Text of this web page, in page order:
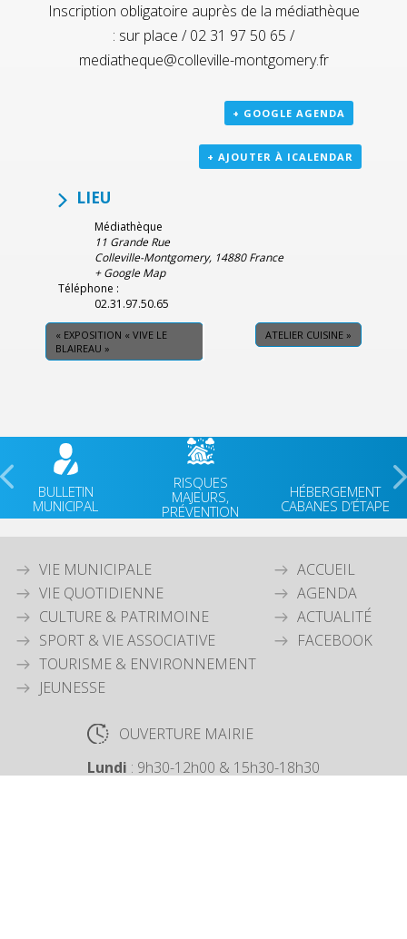
Inscription obligatoire auprès de la médiathèque
: sur place / 02 31 97 50 65 /
mediatheque@colleville-montgomery.fr
+ GOOGLE AGENDA
+ AJOUTER À ICALENDAR
LIEU
Médiathèque
11 Grande Rue
Colleville-Montgomery, 14880 France
+ Google Map
Téléphone :
02.31.97.50.65
« EXPOSITION « VIVE LE
BLAIREAU »
ATELIER CUISINE »
BULLETIN
MUNICIPAL
RISQUES
MAJEURS,
PRÉVENTION
HÉBERGEMENT
CABANES D’ÉTAPE
VIE MUNICIPALE
VIE QUOTIDIENNE
CULTURE & PATRIMOINE
SPORT & VIE ASSOCIATIVE
TOURISME & ENVIRONNEMENT
JEUNESSE
ACCUEIL
AGENDA
ACTUALITÉ
FACEBOOK
OUVERTURE MAIRIE
Lundi : 9h30-12h00 & 15h30-18h30